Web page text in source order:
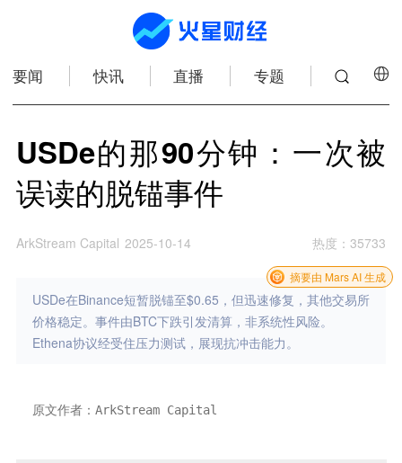
要闻 快讯 直播 专题
USDe的那90分钟：一次被
误读的脱锚事件
ArkStream Capital 2025-10-14 热度 ：35733
USDe在Binance短暂脱锚至$0.65，但迅速修复，其他交易所
价格稳定。事件由BTC下跌引发清算，非系统性风险。
Ethena协议经受住压力测试，展现抗冲击能力。
摘要由 Mars AI 生成
原文作者：ArkStream Capital